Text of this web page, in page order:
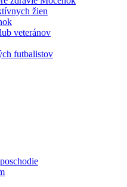
žien
veteránov
futbalistov